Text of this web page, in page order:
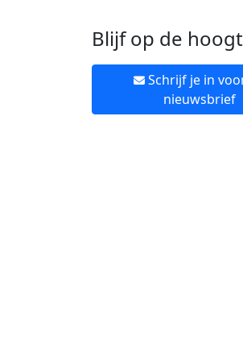
Blijf op de
Schrijf je in
nieuwsbrief